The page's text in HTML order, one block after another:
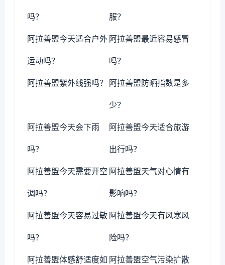
吗？ 服？
阿拉善盟今天适合户外
运动吗？
阿拉善盟最近容易感冒
吗？
阿拉善盟紫外线强吗？ 阿拉善盟防晒指数是多
少？
阿拉善盟今天会下雨
吗？
阿拉善盟今天适合旅游
出行吗？
阿拉善盟今天需要开空
调吗？
阿拉善盟天气对心情有
影响吗？
阿拉善盟今天容易过敏
吗？
阿拉善盟今天有风寒风
险吗？
阿拉善盟体感舒适度如 阿拉善盟空气污染扩散